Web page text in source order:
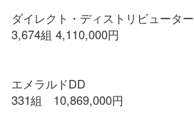
ダイレクト・ディストリビューター
3,674組 4,110,000円
エメラルドDD
331組 10,869,000円